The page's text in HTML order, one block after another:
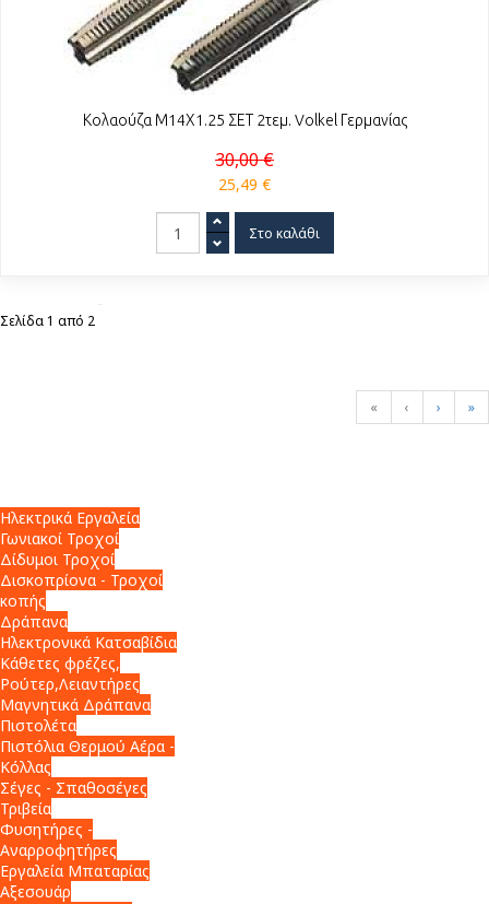
Κολαούζα Μ14Χ1.25 ΣΕΤ 2τεμ. Volkel Γερμανίας
30,00 €
25,49 €
Σελίδα 1 από 2
« ‹ › »
Ηλεκτρικά Εργαλεία
Γωνιακοί Τροχοί
Δίδυμοι Τροχοί
Δισκοπρίονα - Τροχοί
κοπής
Δράπανα
Ηλεκτρονικά Κατσαβίδια
Κάθετες φρέζες,
Ρούτερ,Λειαντήρες
Μαγνητικά Δράπανα
Πιστολέτα
Πιστόλια Θερμού Αέρα -
Κόλλας
Σέγες - Σπαθοσέγες
Τριβεία
Φυσητήρες -
Αναρροφητήρες
Εργαλεία Μπαταρίας
Αξεσουάρ